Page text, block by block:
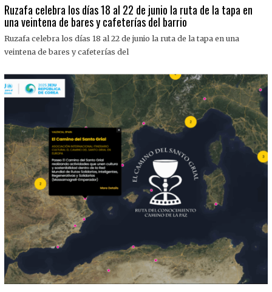
J
U
I
O
0
2
5
Ruzafa celebra los días 18 al 22 de junio la ruta de la tapa en
una veintena de bares y cafeterías del barrio
Ruzafa celebra los días 18 al 22 de junio la ruta de la tapa en una
veintena de bares y cafeterías del